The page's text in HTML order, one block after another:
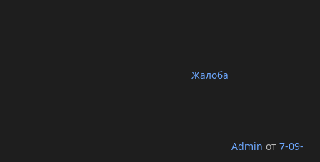
Жалоба
Admin от 7-09-